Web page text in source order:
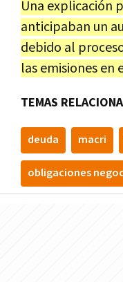
Una explicación
anticipaban un
debido al
las emisiones en
TEMAS
deuda macri
obligaciones